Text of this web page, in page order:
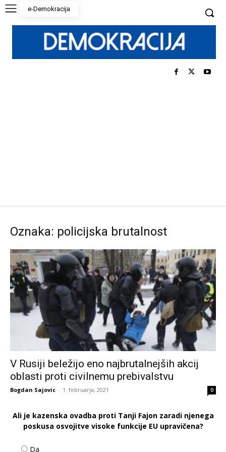
e-Demokracija
Oznaka: policijska brutalnost
V Rusiji beležijo eno najbrutalnejših akcij
oblasti proti civilnemu prebivalstvu
Bogdan Sajovic - 1. februarja, 2021 0
Ali je kazenska ovadba proti Tanji Fajon zaradi njenega
poskusa osvojitve visoke funkcije EU upravičena?
Da